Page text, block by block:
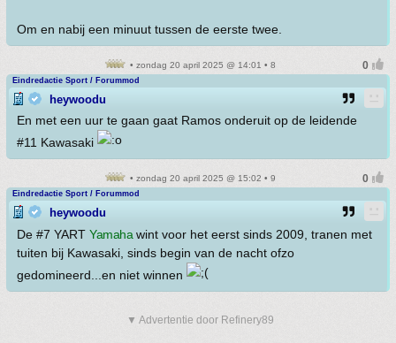
Om en nabij een minuut tussen de eerste twee.
• zondag 20 april 2025 @ 14:01 • 8
Eindredactie Sport / Forummod
heywoodu
En met een uur te gaan gaat Ramos onderuit op de leidende
#11 Kawasaki
• zondag 20 april 2025 @ 15:02 • 9
Eindredactie Sport / Forummod
heywoodu
De #7 YART Yamaha wint voor het eerst sinds 2009, tranen met
tuiten bij Kawasaki, sinds begin van de nacht ofzo
gedomineerd...en niet winnen
▼ Advertentie door Refinery89